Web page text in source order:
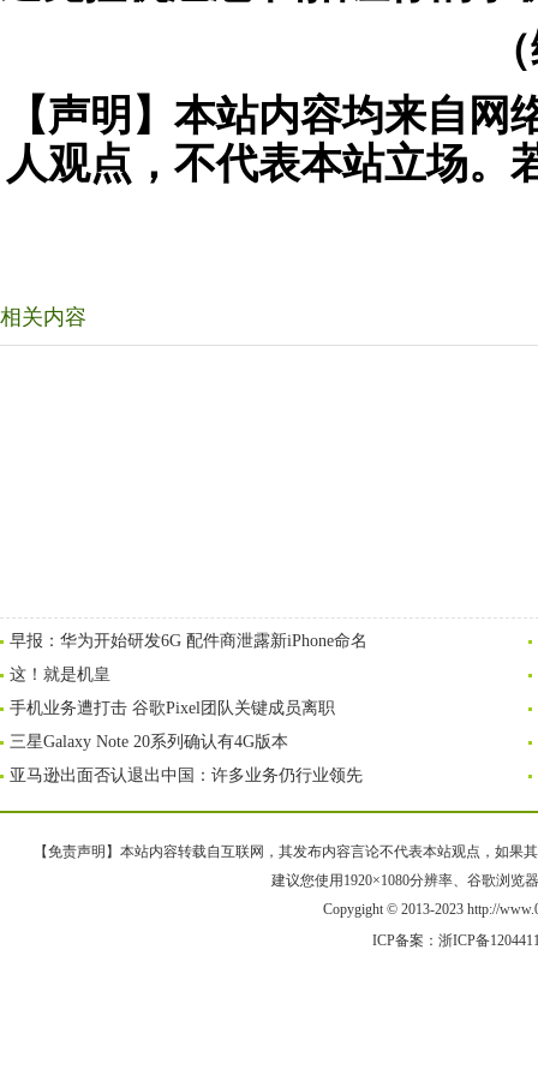
【声明】本站内容均来自
人观点，不代表本站立场。
相关内容
早报：华为开始研发6G 配件商泄露新iPhone命名
这！就是机皇
手机业务遭打击 谷歌Pixel团队关键成员离职
三星Galaxy Note 20系列确认有4G版本
亚马逊出面否认退出中国：许多业务仍行业领先
【免责声明】本站内容转载自互联网，其发布内容言论不代表本站观点，如果
建议您使用1920×1080分辨率、谷歌浏览
Copygight © 2013-2023 http://
ICP备案： 浙ICP备